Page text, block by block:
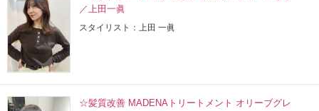
／上田一眞
スタイリスト：上田 一眞
☆髪質改善 MADENAトリートメント オリーブグレ